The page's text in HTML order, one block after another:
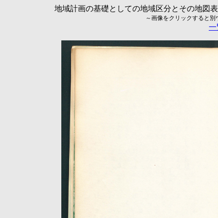
地域計画の基礎としての地域区分とその地
～画像をクリックすると
一